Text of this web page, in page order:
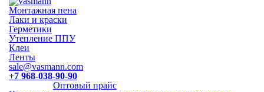
Монтажная пена
Лаки и краски
Герметики
Утепление ППУ
Клеи
Ленты
sale@vasmann.com
+7 968-038-90-90
Оптовый прайс